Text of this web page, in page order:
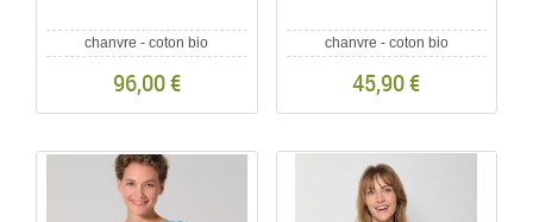
chanvre - coton bio
96,00 €
chanvre - coton bio
45,90 €